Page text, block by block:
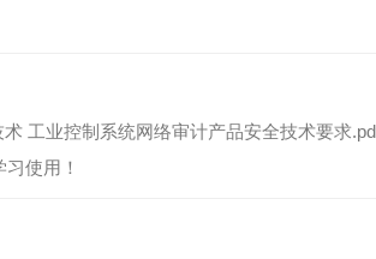
工业控制系统网络审计产品安全技术要求
使用！